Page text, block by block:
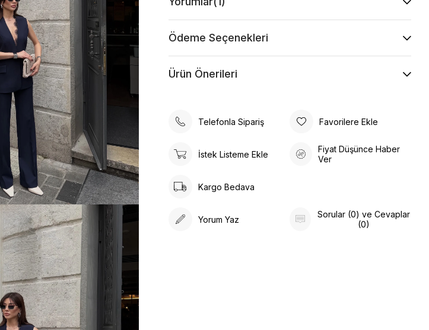
Ödeme Seçenekleri
Ürün Önerileri
Telefonla Sipariş Favorilere Ekle
İstek Listeme Ekle
Fiyat Düşünce Haber
Ver
Kargo Bedava
Yorum Yaz
Sorular (0) ve Cevaplar
(0)